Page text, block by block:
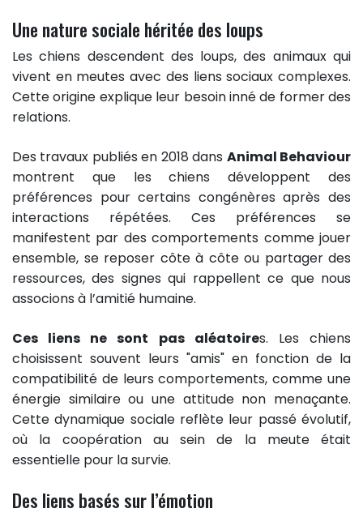
Une nature sociale héritée des loups
Les chiens descendent des loups, des animaux qui
vivent en meutes avec des liens sociaux complexes.
Cette origine explique leur besoin inné de former des
relations.
Des travaux publiés en 2018 dans Animal Behaviour
montrent que les chiens développent des
préférences pour certains congénères après des
interactions répétées. Ces préférences se
manifestent par des comportements comme jouer
ensemble, se reposer côte à côte ou partager des
ressources, des signes qui rappellent ce que nous
associons à l’amitié humaine.
Ces liens ne sont pas aléatoires. Les chiens
choisissent souvent leurs "amis" en fonction de la
compatibilité de leurs comportements, comme une
énergie similaire ou une attitude non menaçante.
Cette dynamique sociale reflète leur passé évolutif,
où la coopération au sein de la meute était
essentielle pour la survie.
Des liens basés sur l’émotion